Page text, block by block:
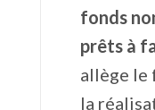
fonds
prêts à
allège le
la